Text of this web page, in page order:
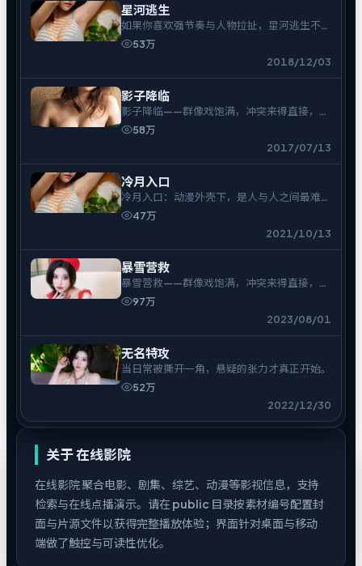
星河逃生
如果你喜欢强节奏与人物拉扯，星河逃生不会
让你走神。
53万
2018/12/03
影子降临
影子降临——群像戏饱满，冲突来得直接，余
味偏冷。
58万
2017/07/13
冷月入口
冷月入口：动漫外壳下，是人与人之间最难拆
的结。
47万
2021/10/13
暴雪营救
暴雪营救——群像戏饱满，冲突来得直接，余
味偏冷。
97万
2023/08/01
无名特攻
当日常被撕开一角，悬疑的张力才真正开始。
52万
2022/12/30
关于在线影院
在线影院聚合电影、剧集、综艺、动漫等影视信息，支持
检索与在线点播演示。请在 public 目录按素材编号配置封
面与片源文件以获得完整播放体验；界面针对桌面与移动
端做了触控与可读性优化。